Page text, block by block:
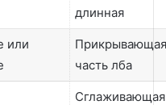
длинная
или
Прикрывающая
часть лба
Сглаживающая